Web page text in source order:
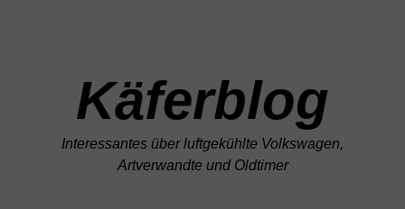
Käferblog
Interessantes über luftgekühlte Volkswagen,
Artverwandte und Oldtimer